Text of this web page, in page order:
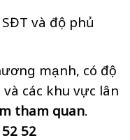
và độ phủ
mạnh, có độ
các khu vực lân
tham quan.
52